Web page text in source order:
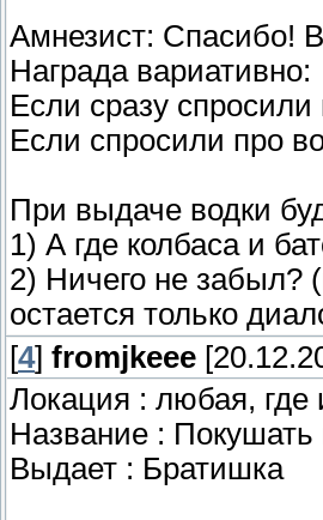
Амнезист: Спасибо!
Награда вариативно:
Если сразу спросили
Если спросили про
При выдаче водки
1) А где колбаса и
2) Ничего не забыл?
остается только
[4] fromjkeee
Локация : любая, где
Название : Покушать
Выдает : Братишка